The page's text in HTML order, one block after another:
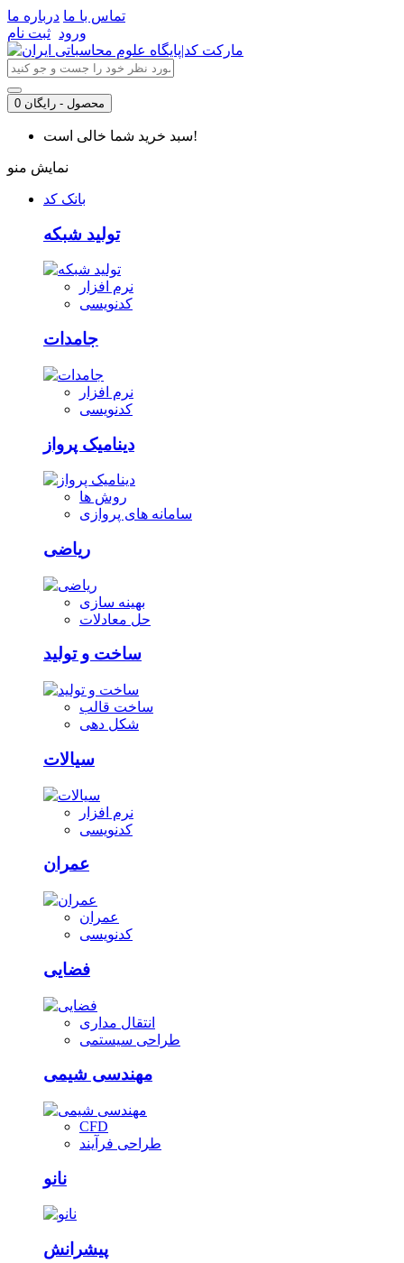
تماس با ما درباره ما
ورود ثبت نام
0 محصول - رایگان
سبد خرید شما خالی است!
نمایش منو
بانک کد
تولید شبکه
نرم افزار
کدنویسی
جامدات
نرم افزار
کدنویسی
دینامیک پرواز
روش ها
سامانه های پروازی
ریاضی
بهینه سازی
حل معادلات
ساخت و تولید
ساخت قالب
شکل دهی
سیالات
نرم افزار
کدنویسی
عمران
عمران
کدنویسی
فضایی
انتقال مداری
طراحی سیستمی
مهندسی شیمی
CFD
طراحی فرآیند
نانو
پیشرانش